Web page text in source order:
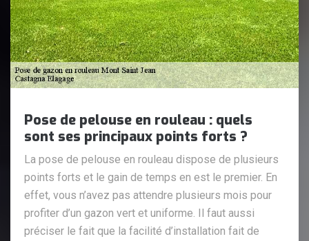
Pose de pelouse en rouleau : quels
sont ses principaux points forts ?
La pose de pelouse en rouleau dispose de plusieurs
points forts et le gain de temps en est le premier. En
effet, vous n’avez pas attendre plusieurs mois pour
profiter d’un gazon vert et uniforme. Il faut aussi
préciser le fait que la facilité d’installation fait de